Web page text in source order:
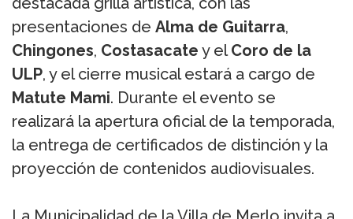
presentaciones de Alma de Guitarra,
Chingones, Costasacate y elCoro de la
ULP, y el cierre musical estará a cargo de
Matute Mami. Durante el evento se
realizará la apertura oficial de la temporada,
la entrega de certificados de distinción y la
proyección de contenidos audiovisuales.